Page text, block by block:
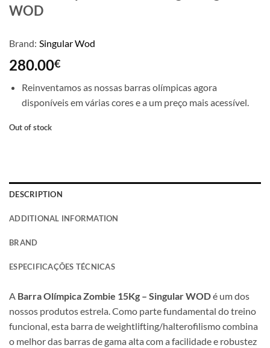
WOD
Brand: Singular Wod
280.00€
Reinventamos as nossas barras olímpicas agora
disponíveis em várias cores e a um preço mais acessível.
Out of stock
DESCRIPTION
ADDITIONAL INFORMATION
BRAND
ESPECIFICAÇÕES TÉCNICAS
A Barra Olímpica Zombie 15Kg – Singular WODé um dos
nossos produtos estrela. Como parte fundamental do treino
funcional, esta barra de weightlifting/halterofilismo combina
o melhor das barras de gama alta com a facilidade e robustez